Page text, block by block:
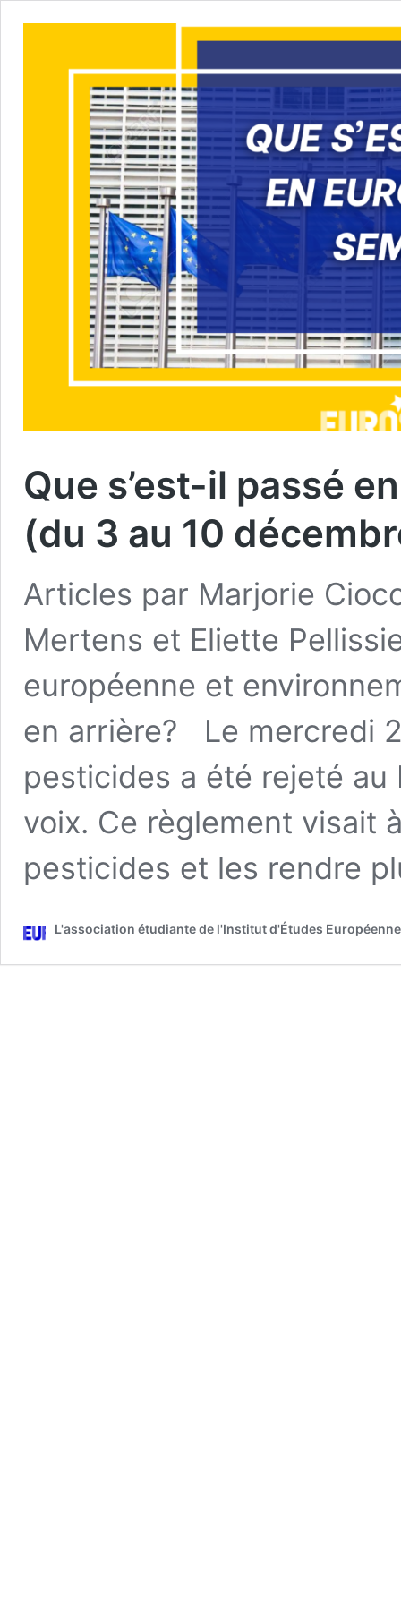
Que s’est-il passé
(du 3 au 10
Articles par Marjorie
Mertens et Eliette
européenne et
en arrière? Le mercredi
pesticides a été rejeté
voix. Ce règlement visait
pesticides et les rendre
L'association étudiante de l'Institut d'Études